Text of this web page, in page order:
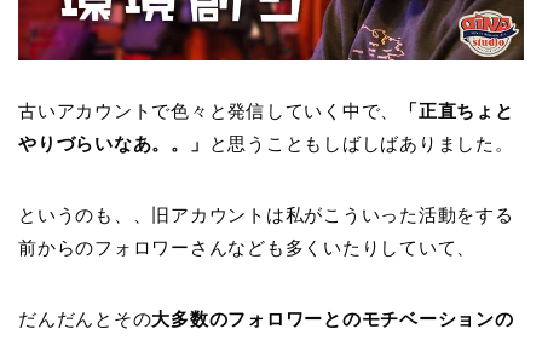
古いアカウントで色々と発信していく中で、
「正直ちょと
やりづらいなあ。。」
と思うこともしばしばありました。
というのも、、旧アカウントは私がこういった活動をする
前からのフォロワーさんなども多くいたりしていて、
だんだんとその大多数のフォロワーとのモチベーションの